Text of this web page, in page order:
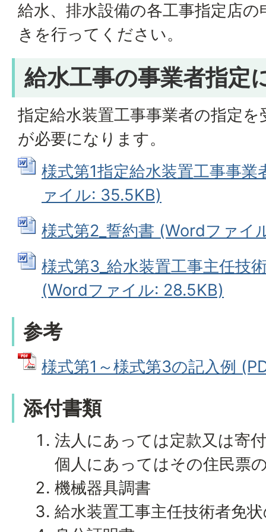
給水、排水設備の各工事指定店
きを行ってください。
給水工事の事業者指定
指定給水装置工事事業者の指定
が必要になります。
様式第1指定給水装置工事事
ァイル: 35.5KB)
様式第2_誓約書 (Wordファイ
様式第3_給水装置工事主任技
(Wordファイル: 28.5KB)
参考
様式第1～様式第3の記入例
添付書類
法人にあっては定款又は寄
個人にあってはその住民票
機械器具調書
給水装置工事主任技術者免